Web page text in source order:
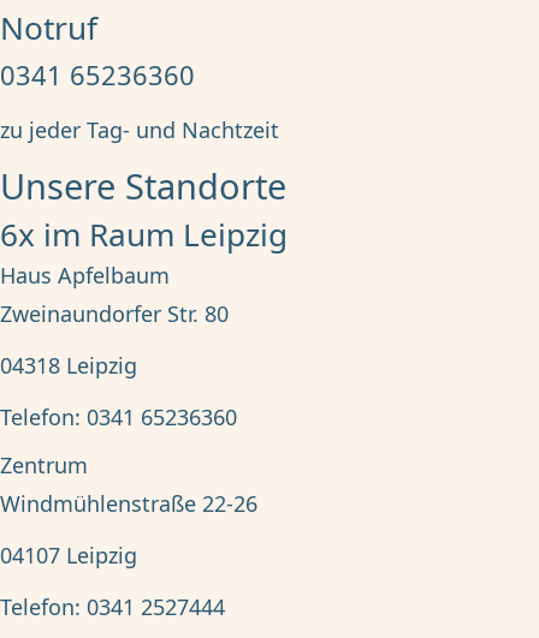
Notruf
0341 65236360
zu jeder Tag- und Nachtzeit
Unsere Standorte
6x im Raum Leipzig
Haus Apfelbaum
Zweinaundorfer Str. 80
04318 Leipzig
Telefon: 0341 65236360
Zentrum
Windmühlenstraße 22-26
04107 Leipzig
Telefon: 0341 2527444